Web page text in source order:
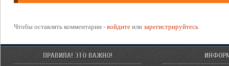
Чтобы оставлять комментарии - войдите или зарегистрируйтесь
ПРАВИЛА! ЭТО ВАЖНО!